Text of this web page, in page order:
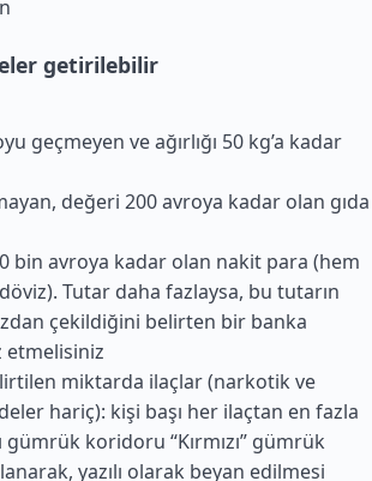
getirilebilir
geçmeyen ve ağırlığı 50 kg’a kadar
değeri 200 avroya kadar olan gıda
bin avroya kadar olan nakit para (hem
Tutar daha fazlaysa, bu tutarın
çekildiğini belirten bir banka
etmelisiniz
miktarda ilaçlar (narkotik ve
hariç): kişi başı her ilaçtan en fazla
gümrük koridoru “Kırmızı” gümrük
yazılı olarak beyan edilmesi